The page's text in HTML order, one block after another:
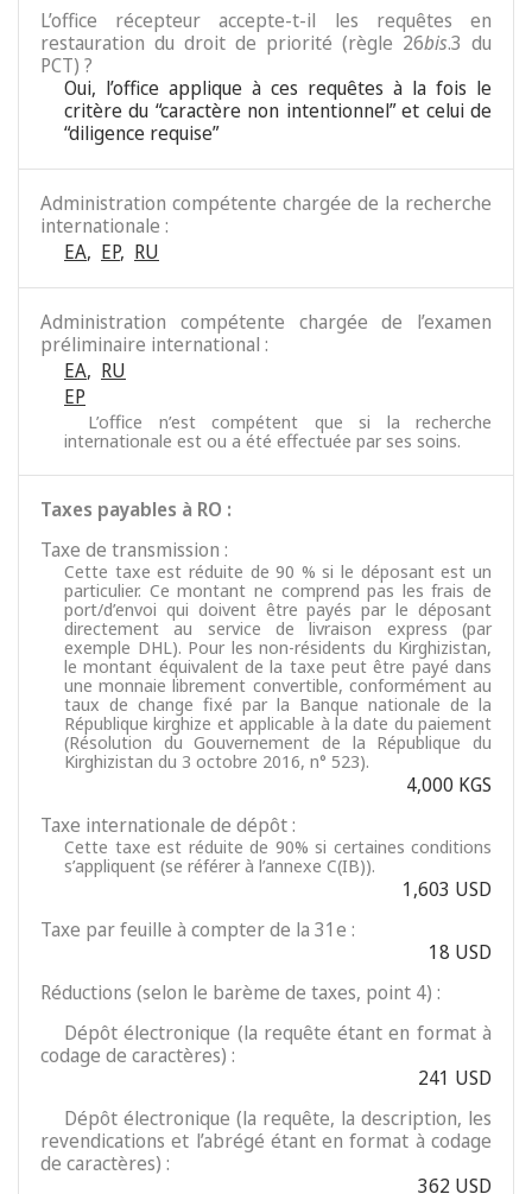
L’office récepteur accepte-t-il les requêtes en
restauration du droit de priorité (règle 26bis.3 du
PCT) ?
Oui, l’office applique à ces requêtes à la fois le
critère du “caractère non intentionnel” et celui de
“diligence requise”
Administration compétente chargée de la recherche
internationale :
EA, EP, RU
Administration compétente chargée de l’examen
préliminaire international :
EA, RU
EP
L’office n’est compétent que si la recherche
internationale est ou a été effectuée par ses soins.
Taxes payables à RO :
Taxe de transmission :
Cette taxe est réduite de 90 % si le déposant est un
particulier. Ce montant ne comprend pas les frais de
port/d’envoi qui doivent être payés par le déposant
directement au service de livraison express (par
exemple DHL). Pour les non-résidents du Kirghizistan,
le montant équivalent de la taxe peut être payé dans
une monnaie librement convertible, conformément au
taux de change fixé par la Banque nationale de la
République kirghize et applicable à la date du paiement
(Résolution du Gouvernement de la République du
Kirghizistan du 3 octobre 2016, n° 523).
4,000 KGS
Taxe internationale de dépôt :
Cette taxe est réduite de 90% si certaines conditions
s’appliquent (se référer à l’annexe C(IB)).
1,603 USD
Taxe par feuille à compter de la 31e :
18 USD
Réductions (selon le barème de taxes, point 4) :
Dépôt électronique (la requête étant en format à
codage de caractères) :
241 USD
Dépôt électronique (la requête, la description, les
revendications et l’abrégé étant en format à codage
de caractères) :
362 USD